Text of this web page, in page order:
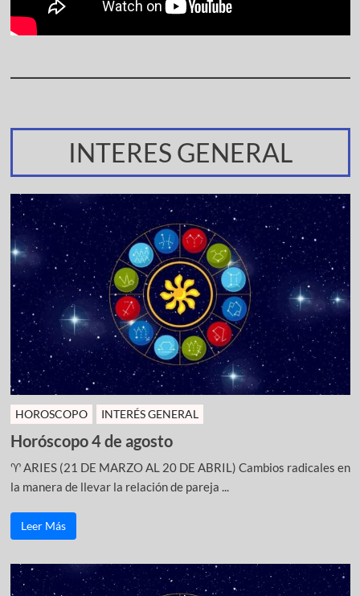
INTERES GENERAL
HOROSCOPO INTERÉS GENERAL
Horóscopo 4 de agosto
♈ ARIES (21 DE MARZO AL 20 DE ABRIL) Cambios radicales en
la manera de llevar la relación de pareja ...
Leer Más